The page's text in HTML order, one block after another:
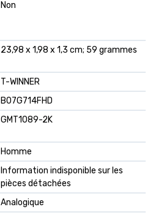
Non
23,98 x 1,98 x 1,3 cm; 59 grammes
T-WINNER
B07G714FHD
GMT1089-2K
Homme
Information indisponible sur les
pièces détachées
Analogique